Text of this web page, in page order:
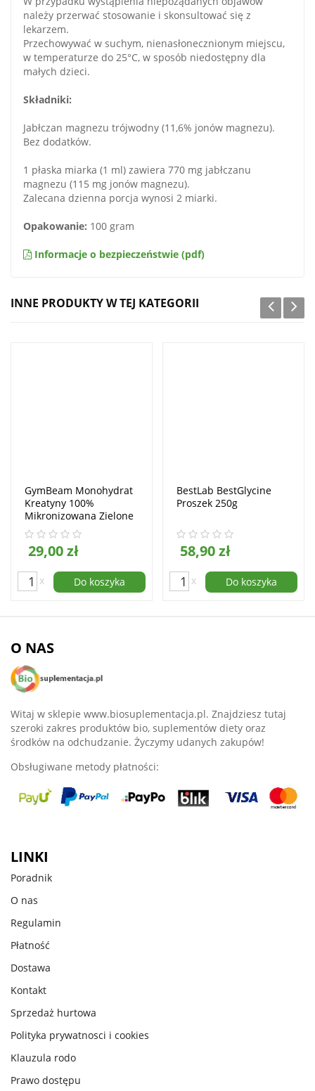
należy przerwać stosowanie i skonsultować się z
lekarzem.
Przechowywać w suchym, nienasłonecznionym miejscu,
w temperaturze do 25°C, w sposób niedostępny dla
małych dzieci.
Składniki:
Jabłczan magnezu trójwodny (11,6% jonów magnezu).
Bez dodatków.
1 płaska miarka (1 ml) zawiera 770 mg jabłczanu
magnezu (115 mg jonów magnezu).
Zalecana dzienna porcja wynosi 2 miarki.
Opakowanie: 100 gram
Informacje o bezpieczeństwie (pdf)
INNE PRODUKTY W TEJ KATEGORII
GymBeam Monohydrat
Kreatyny 100%
Mikronizowana Zielone
Jabłko Proszek 500g
29,00 zł
x Do koszyka
BestLab BestGlycine
Proszek 250g
58,90 zł
x Do koszyka
O NAS
Witaj w sklepie www.biosuplementacja.pl. Znajdziesz tutaj
szeroki zakres produktów bio, suplementów diety oraz
środków na odchudzanie. Życzymy udanych zakupów!
Obsługiwane metody płatności:
LINKI
Poradnik
O nas
Regulamin
Płatność
Dostawa
Kontakt
Sprzedaż hurtowa
Polityka prywatnosci i cookies
Klauzula rodo
Prawo dostępu